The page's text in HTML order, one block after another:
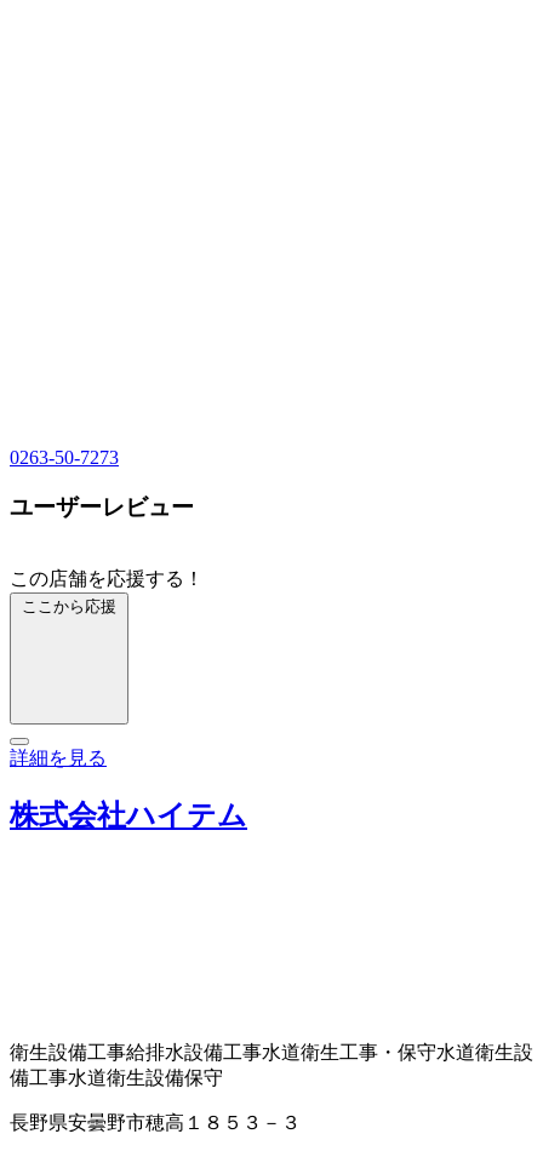
0263-50-7273
ユーザーレビュー
この店舗を応援する！
ここから応援
詳細を見る
株式会社ハイテム
衛生設備工事給排水設備工事水道衛生工事・保守水道衛生設
備工事水道衛生設備保守
長野県安曇野市穂高１８５３－３